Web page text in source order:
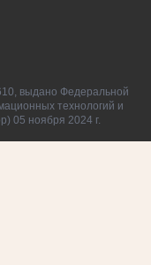
выдано Федеральной
технологий и
05 ноября 2024 г.